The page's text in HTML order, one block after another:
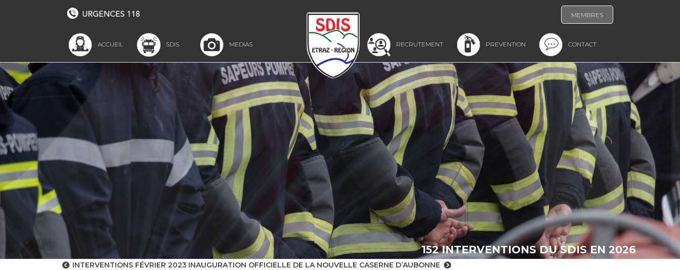
MEMBRES
SDIS ETRAZ-RÉGION
ACCUEIL SDIS MEDIAS RECRUTEMENT PREVENTION CONTACT
152 INTERVENTIONS DU SDIS EN 2026
INTERVENTIONS FÉVRIER 2023 INAUGURATION OFFICIELLE DE LA NOUVELLE CASERNE D’AUBONNE